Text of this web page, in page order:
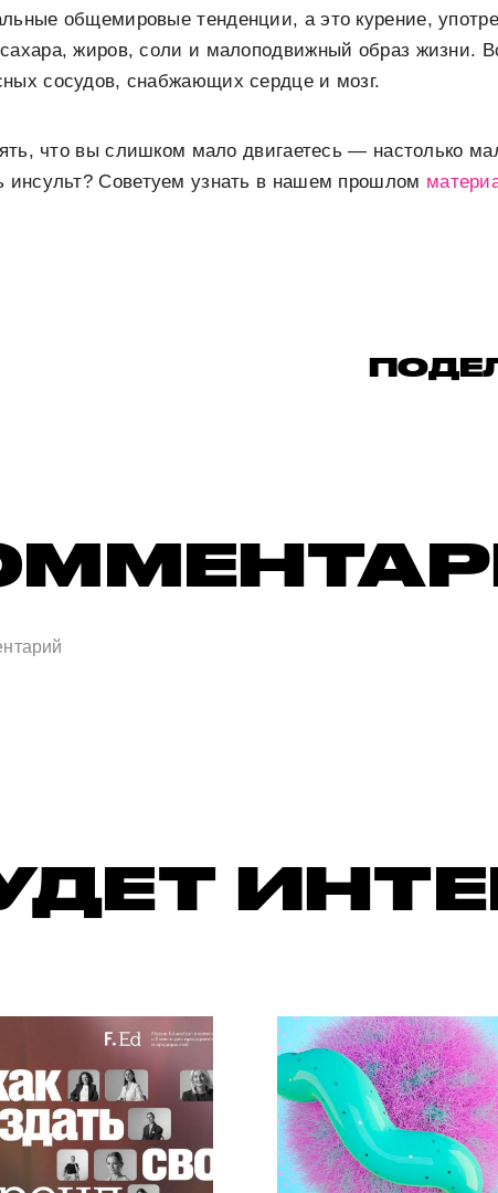
общемировые тенденции, а это курение,
жиров, соли и малоподвижный образ жизни.
сосудов, снабжающих сердце и мозг.
что вы слишком мало двигаетесь — настолько
инсульт? Советуем узнать в нашем прошлом